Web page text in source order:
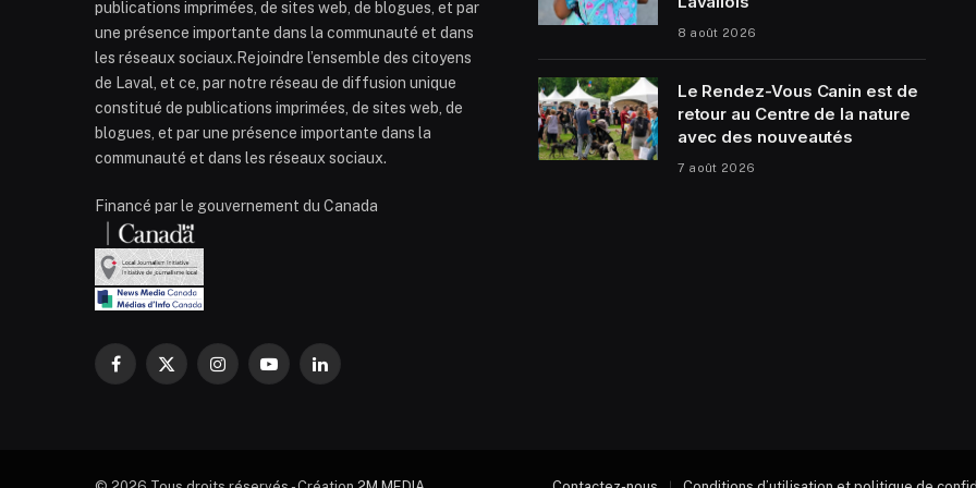
publications imprimées, de sites web, de blogues, et par
une présence importante dans la communauté et dans
les réseaux sociaux.Rejoindre l’ensemble des citoyens
de Laval, et ce, par notre réseau de diffusion unique
constitué de publications imprimées, de sites web, de
blogues, et par une présence importante dans la
communauté et dans les réseaux sociaux.
Financé par le gouvernement du Canada
Facebook
X
InstagramYouTubeLinkedIn
8 août 2026
Le Rendez-Vous Canin est de
retour au Centre de la nature
avec des nouveautés
7 août 2026